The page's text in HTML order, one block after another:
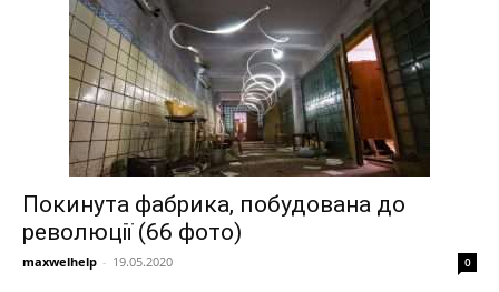
Покинута фабрика, побудована до
революції (66 фото)
maxwelhelp - 19.05.2020 0